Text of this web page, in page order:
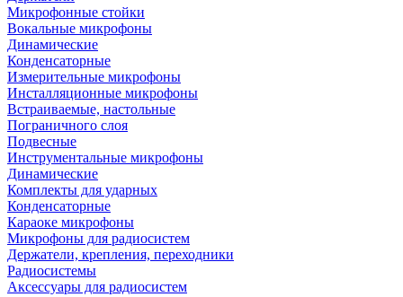
Микрофонные стойки
Вокальные микрофоны
Динамические
Конденсаторные
Измерительные микрофоны
Инсталляционные микрофоны
Встраиваемые, настольные
Пограничного слоя
Подвесные
Инструментальные микрофоны
Динамические
Комплекты для ударных
Конденсаторные
Караоке микрофоны
Микрофоны для радиосистем
Держатели, крепления, переходники
Радиосистемы
Аксессуары для радиосистем